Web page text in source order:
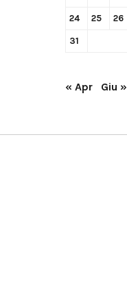
24 25 26
31
« Apr Giu »